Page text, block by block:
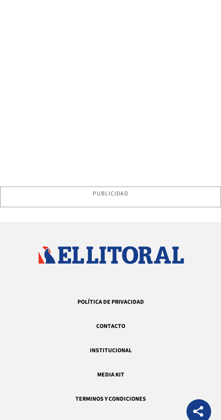
PUBLICIDAD
POLÍTICA DE PRIVACIDAD
CONTACTO
INSTITUCIONAL
MEDIA KIT
TERMINOS Y CONDICIONES